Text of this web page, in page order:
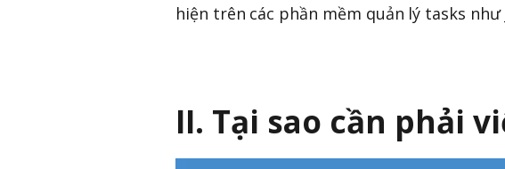
hiện trên các phần mềm quản lý tasks như
II. Tại sao cần phải